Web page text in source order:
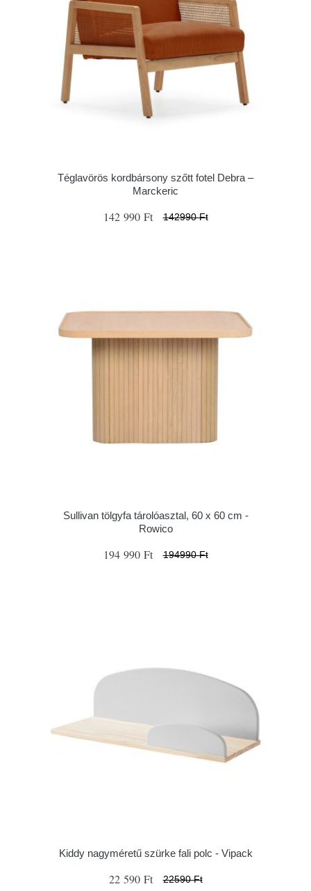
Téglavörös kordbársony szőtt fotel Debra –
Marckeric
142 990 Ft 142990 Ft
Sullivan tölgyfa tárolóasztal, 60 x 60 cm -
Rowico
194 990 Ft 194990 Ft
Kiddy nagyméretű szürke fali polc - Vipack
22 590 Ft 22590 Ft